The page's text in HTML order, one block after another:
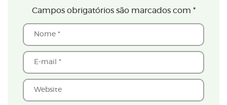
Campos obrigatórios são marcados com *